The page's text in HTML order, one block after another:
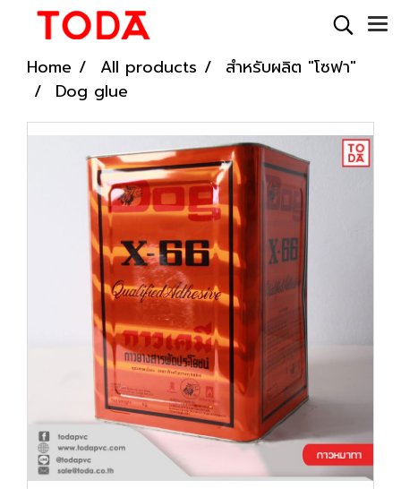
Home All products
สำหรับผลิต "โซฟา"
Dog glue